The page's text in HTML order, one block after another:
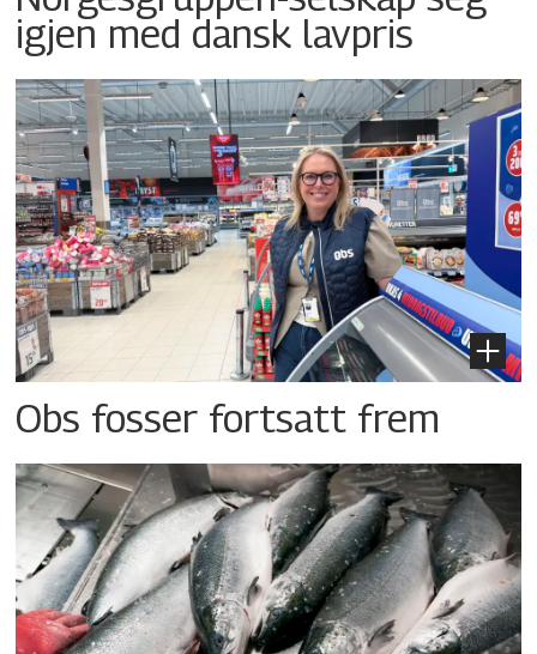
igjen med dansk lavpris
Obs fosser fortsatt frem